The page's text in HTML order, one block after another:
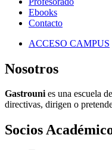
Ebooks
Contacto
ACCESO CAMPUS
Nosotros
Gastrounies una escuela
directivas, dirigen o
Socios